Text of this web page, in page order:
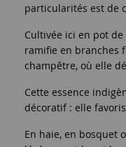
particularités est de
Cultivée ici en pot
ramifie en branches
champêtre, où elle
Cette essence
décoratif : elle
En haie, en bosquet